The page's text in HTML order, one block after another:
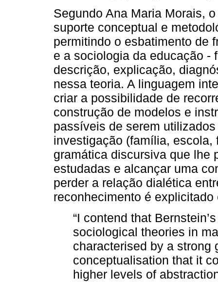
Segundo Ana Maria Morais,
suporte conceptual e
permitindo o esbatimento de
e a sociologia da educação -
descrição, explicação,
nessa teoria. A linguagem
criar a possibilidade de
construção de modelos e
passíveis de serem
investigação (família, escola,
gramática discursiva que lhe
estudadas e alcançar uma
perder a relação dialética
reconhecimento é explicitado
“I contend that
sociological theories in
characterised by a
conceptualisation that it
higher levels of